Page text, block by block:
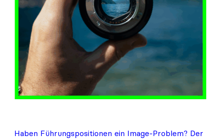
Haben Führungspositionen ein Image-Problem? Der